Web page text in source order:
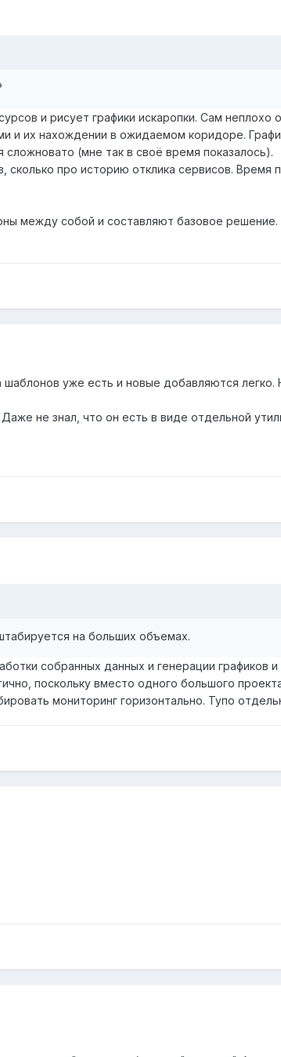
и рисует графики искаропки. Сам неплохо
и их нахождении в ожидаемом коридоре.
сложновато (мне так в своё время показалось).
сколько про историю отклика сервисов. Время
между собой и составляют базовое решение.
шаблонов уже есть и новые добавляются
не знал, что он есть в виде отдельной
на больших объемах.
собранных данных и генерации графиков
поскольку вместо одного большого
мониторинг горизонтально. Тупо